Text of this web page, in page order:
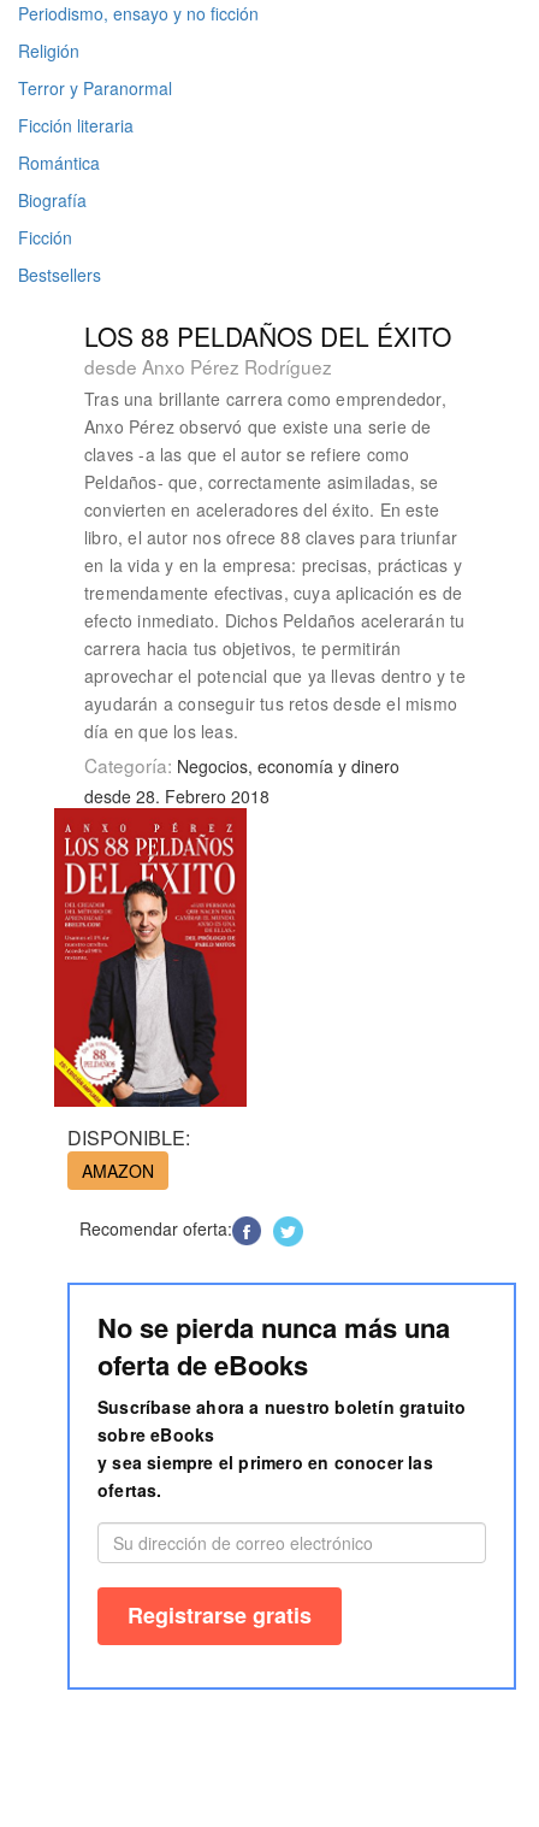
Periodismo, ensayo y no ficción
Religión
Terror y Paranormal
Ficción literaria
Romántica
Biografía
Ficción
Bestsellers
LOS 88 PELDAÑOS DEL ÉXITO
desde Anxo Pérez Rodríguez
Tras una brillante carrera como emprendedor,
Anxo Pérez observó que existe una serie de
claves -a las que el autor se refiere como
Peldaños- que, correctamente asimiladas, se
convierten en aceleradores del éxito. En este
libro, el autor nos ofrece 88 claves para triunfar
en la vida y en la empresa: precisas, prácticas y
tremendamente efectivas, cuya aplicación es de
efecto inmediato. Dichos Peldaños acelerarán tu
carrera hacia tus objetivos, te permitirán
aprovechar el potencial que ya llevas dentro y te
ayudarán a conseguir tus retos desde el mismo
día en que los leas.
Categoría: Negocios, economía y dinero
desde 28. Febrero 2018
DISPONIBLE:
AMAZON
Recomendar oferta:
No se pierda nunca más una
oferta de eBooks
Suscríbase ahora a nuestro boletín gratuito
sobre eBooks
y sea siempre el primero en conocer las
ofertas.